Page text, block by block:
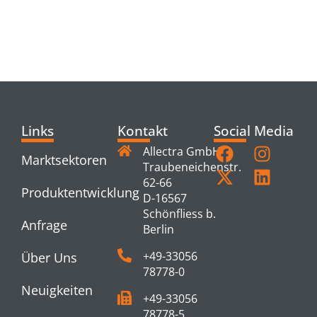
Links
Marktsektoren
Produktentwicklung
Anfrage
Über Uns
Neuigkeiten
Kontakt
Allectra GmbH
Traubeneichenstr.
62-66
D-16567
Schönfliess b.
Berlin
+49-33056
78778-0
+49-33056
Social Media